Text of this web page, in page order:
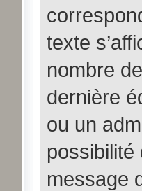
texte
nombre
dernière
ou un
possibilité
message